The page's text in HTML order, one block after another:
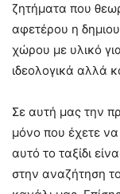
ζητήματα που
αφετέρου η
χώρου με υλικό
ιδεολογικά αλλά
Σε αυτή μας την
μόνο που έχετε
αυτό το ταξίδι
στην αναζήτηση